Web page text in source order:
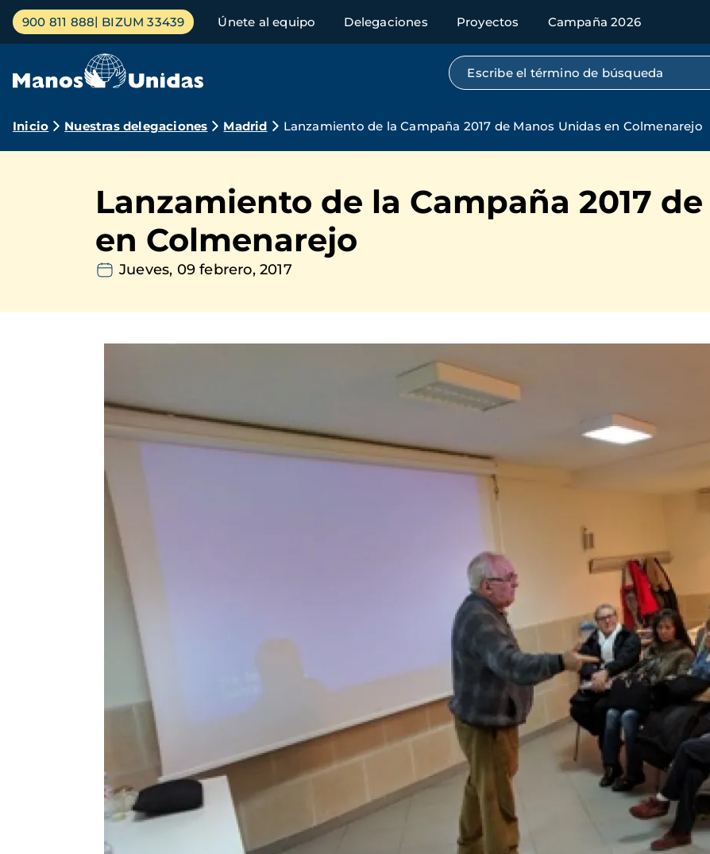
Pasar
contenido
Menú
principal
900 811 888 BIZUM 33439 Únete al equipo Delegaciones Proyectos Campaña 2026
Búsqueda por texto completo
Ruta
navegación
Inicio Nuestras delegaciones Madrid Lanzamiento de la Campaña 2017 de Manos Unidas en Colmenarejo
Lanzamiento de la Campaña 2017
en Colmenarejo
Jueves, 09 febrero, 2017